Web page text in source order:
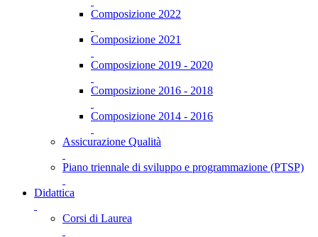
Composizione 2022
Composizione 2021
Composizione 2019 - 2020
Composizione 2016 - 2018
Composizione 2014 - 2016
Assicurazione Qualità
Piano triennale di sviluppo e programmazione (PTSP)
Didattica
Corsi di Laurea